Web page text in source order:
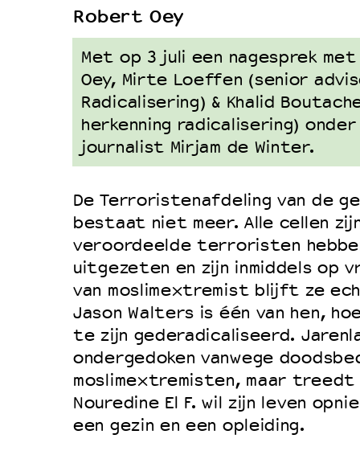
Duurzaamheid
Culturele boycot Israël
Ruimte voor artistieke vrijheid –
Robert Oey
Met op 3 juli een nagesprek
Oey, Mirte Loeffen (senior
Radicalisering) & Khalid
herkenning radicalisering) onder
journalist Mirjam de Winter.
De Terroristenafdeling van de
bestaat niet meer. Alle cellen
veroordeelde terroristen
uitgezeten en zijn inmiddels op
van moslimextremist blijft ze
Jason Walters is één van hen,
te zijn gederadicaliseerd.
ondergedoken vanwege
moslimextremisten, maar treedt
Nouredine El F. wil zijn leven
een gezin en een opleiding.